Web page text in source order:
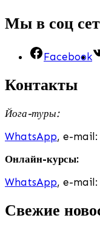
Мы в соц
Facebook
Контакты
Йога-туры:
WhatsApp, e-mail:
Онлайн-курсы:
WhatsApp, e-mail:
Свежие